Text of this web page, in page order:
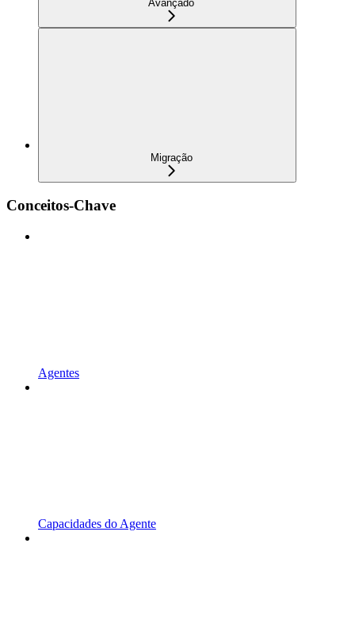
Avançado
Migração
Conceitos-Chave
Agentes
Capacidades do Agente